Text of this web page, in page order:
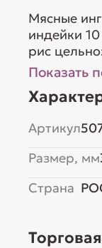
Мясные
индейки
рис
желтый
Показать
Артикул
Размер, мм
Страна